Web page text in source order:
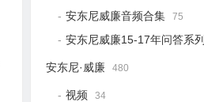
安东尼威廉音频合集 75
安东尼威廉15-17年问答系列
安东尼·威廉 480
视频 34